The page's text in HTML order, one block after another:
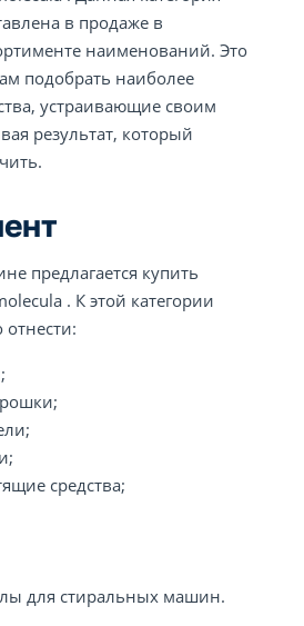
в продаже в
наименований. Это
подобрать наиболее
устраивающие своим
результат, который
предлагается купить
. К этой категории
средства;
для стиральных машин.